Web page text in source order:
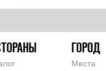
ГОРОД
Места